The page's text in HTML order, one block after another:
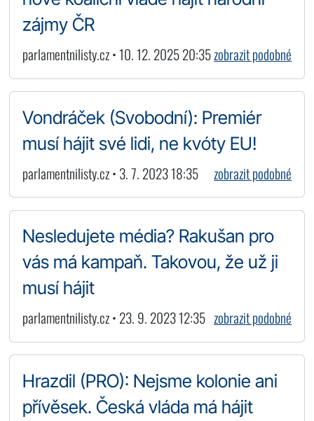
zájmy ČR
parlamentnilisty.cz • 10. 12. 2025 20:35zobrazit podobné
Vondráček (Svobodní): Premiér
musí hájit své lidi, ne kvóty EU!
parlamentnilisty.cz • 3. 7. 2023 18:35 zobrazit podobné
Nesledujete média? Rakušan pro
vás má kampaň. Takovou, že už ji
musí hájit
parlamentnilisty.cz • 23. 9. 2023 12:35 zobrazit podobné
Hrazdil (PRO): Nejsme kolonie ani
přívěsek. Česká vláda má hájit